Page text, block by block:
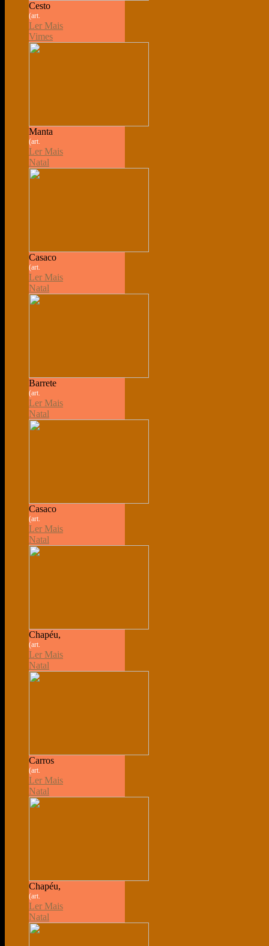
Cesto
(art.
Ler Mais
Vimes
Manta
(art.
Ler Mais
Natal
Casaco
(art.
Ler Mais
Natal
Barrete
(art.
Ler Mais
Natal
Casaco
(art.
Ler Mais
Natal
Chapéu,
(art.
Ler Mais
Natal
Carros
(art.
Ler Mais
Natal
Chapéu,
(art.
Ler Mais
Natal